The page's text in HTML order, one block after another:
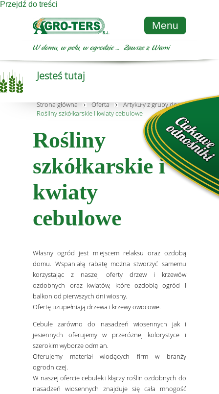
Przejdź do treści
Menu
Jesteś tutaj
Strona główna Oferta
Artykuły z grupy dom i ogród
Rośliny szkółkarskie i kwiaty cebulowe
Rośliny
szkółkarskie i
kwiaty
cebulowe
Własny ogród jest miejscem relaksu oraz ozdobą
domu. Wspaniałą rabatę można stworzyć samemu
korzystając z naszej oferty drzew i krzewów
ozdobnych oraz kwiatów, które ozdobią ogród i
balkon od pierwszych dni wiosny.
Ofertę uzupełniają drzewa i krzewy owocowe.
Cebule zarówno do nasadzeń wiosennych jak i
jesiennych oferujemy w przeróżnej kolorystyce i
szerokim wyborze odmian.
Oferujemy materiał wiodących firm w branży
ogrodniczej.
W naszej ofercie cebulek i kłączy roślin ozdobnych do
nasadzeń wiosennych znajduje się cała mnogość